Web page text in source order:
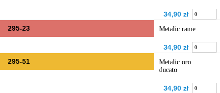
34,90 zł
295-23
Metalic rame
34,90 zł
295-51
Metalic oro
ducato
34,90 zł